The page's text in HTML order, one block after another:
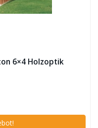
6×4 Holzoptik